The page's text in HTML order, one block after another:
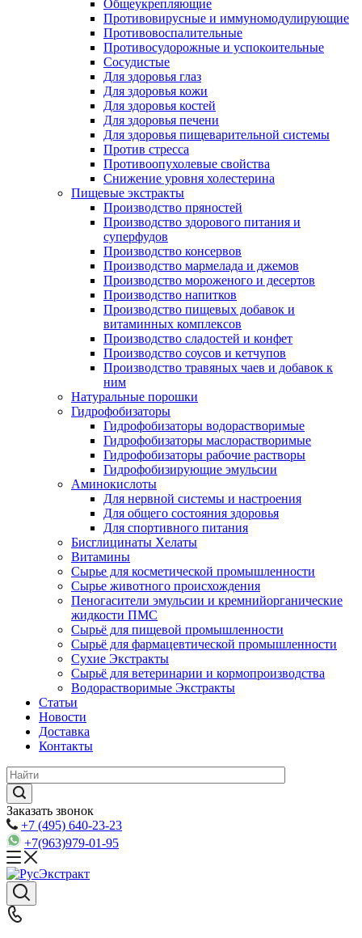
Общеукрепляющие
Противовирусные и иммуномодулирующие
Противовоспалительные
Противосудорожные и успокоительные
Сосудистые
Для здоровья глаз
Для здоровья кожи
Для здоровья костей
Для здоровья печени
Для здоровья пищеварительной системы
Против стресса
Противоопухолевые свойства
Снижение уровня холестерина
Пищевые экстракты
Производство пряностей
Производство здорового питания и
суперфудов
Производство консервов
Производство мармелада и джемов
Производство мороженого и десертов
Производство напитков
Производство пищевых добавок и
витаминных комплексов
Производство сладостей и конфет
Производство соусов и кетчупов
Производство травяных чаев и добавок к
ним
Натуральные порошки
Гидрофобизаторы
Гидрофобизаторы водорастворимые
Гидрофобизаторы маслорастворимые
Гидрофобизаторы рабочие растворы
Гидрофобизирующие эмульсии
Аминокислоты
Для нервной системы и настроения
Для общего состояния здоровья
Для спортивного питания
Бисглицинаты Хелаты
Витамины
Сырье для косметической промышленности
Сырье животного происхождения
Пеногасители эмульсии и кремнийорганические
жидкости ПМС
Сырьё для пищевой промышленности
Сырьё для фармацевтической промышленности
Сухие Экстракты
Сырьё для ветеринарии и кормопроизводства
Водорастворимые Экстракты
Статьи
Новости
Доставка
Контакты
Заказать звонок
+7 (495) 640-23-23
+7(963)979-01-95